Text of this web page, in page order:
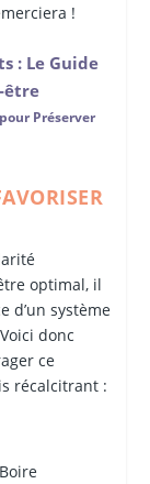
!
: Le Guide
être
Préserver
optimal, il
d’un système
donc
ce
récalcitrant :